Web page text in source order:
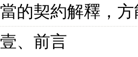
當的契約解釋，
壹、前言